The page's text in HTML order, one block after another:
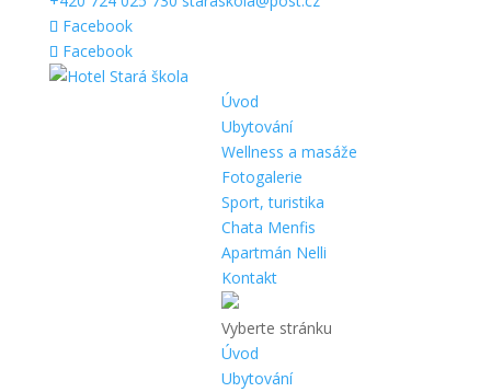
Facebook
Facebook
Úvod
Ubytování
Wellness a masáže
Fotogalerie
Sport, turistika
Chata Menfis
Apartmán Nelli
Kontakt
Vyberte stránku
Úvod
Ubytování